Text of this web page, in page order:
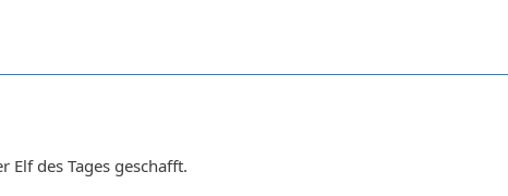
Elf des Tages geschafft.